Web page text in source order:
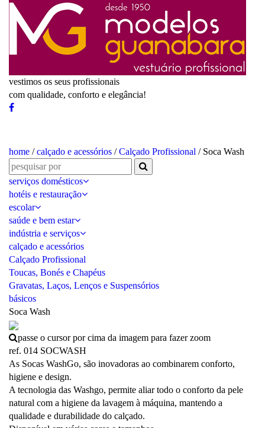
vestimos os seus profissionais
com qualidade, conforto e elegância!
home /calçado e acessórios /Calçado Profissional / Soca Wash
serviços domésticos
hotéis e restauração
escolar
saúde e bem estar
indústria e serviços
calçado e acessórios
Calçado Profissional
Toucas, Bonés e Chapéus
Gravatas, Laços, Lenços e Suspensórios
básicos
Soca Wash
passe o cursor por cima da imagem para fazer zoom
ref. 014 SOCWASH
As Socas WashGo, são inovadoras ao combinarem conforto,
higiene e design.
A tecnologia das Washgo, permite aliar todo o conforto da pele
natural com a higiene da lavagem à máquina, mantendo a
qualidade e durabilidade do calçado.